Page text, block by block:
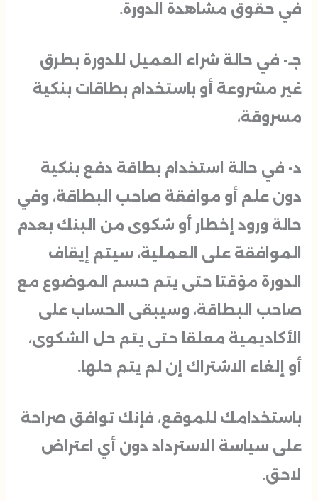
في حقوق مشاهدة الدورة.
جـ- في حالة شراء العميل للدورة بطرق
غير مشروعة أو باستخدام بطاقات بنكية
مسروقة،
د- في حالة استخدام بطاقة دفع بنكية
دون علم أو موافقة صاحب البطاقة، وفي
حالة ورود إخطار أو شكوى من البنك بعدم
الموافقة على العملية، سيتم إيقاف
الدورة مؤقتا حتى يتم حسم الموضوع مع
صاحب البطاقة، وسيبقى الحساب على
الأكاديمية معلقا حتى يتم حل الشكوى،
أو إلغاء الاشتراك إن لم يتم حلها.
باستخدامك للموقع، فإنك توافق صراحة
على سياسة الاسترداد دون أي اعتراض
لاحق.